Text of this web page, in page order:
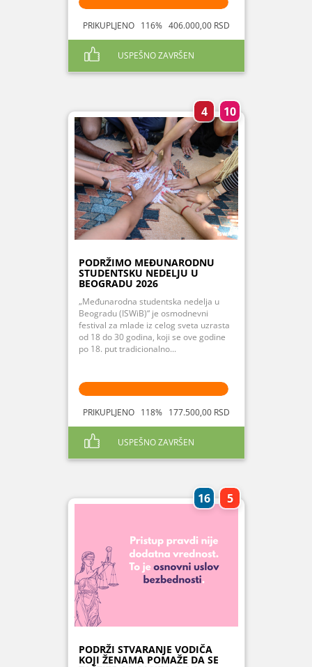
PRIKUPLJENO 116% 406.000,00 RSD
USPEŠNO ZAVRŠEN
4 10
PODRŽIMO MEĐUNARODNU
STUDENTSKU NEDELJU U
BEOGRADU 2026
„Međunarodna studentska nedelja u
Beogradu (ISWiB)“ je osmodnevni
festival za mlade iz celog sveta uzrasta
od 18 do 30 godina, koji se ove godine
po 18. put tradicionalno...
PRIKUPLJENO 118% 177.500,00 RSD
USPEŠNO ZAVRŠEN
16 5
PODRŽI STVARANJE VODIČA
KOJI ŽENAMA POMAŽE DA SE